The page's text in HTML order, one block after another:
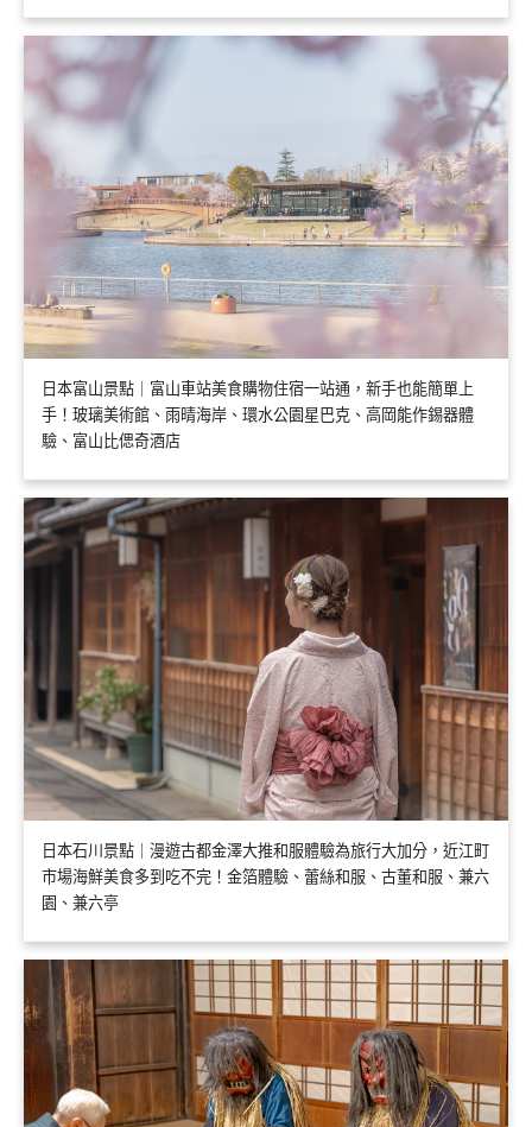
日本富山景點｜富山車站美食購物住宿一站通，新手也能簡單上
手！玻璃美術館、雨晴海岸、環水公園星巴克、高岡能作錫器體
驗、富山比偲奇酒店
日本石川景點｜漫遊古都金澤大推和服體驗為旅行大加分，近江町
市場海鮮美食多到吃不完！金箔體驗、蕾絲和服、古董和服、兼六
園、兼六亭